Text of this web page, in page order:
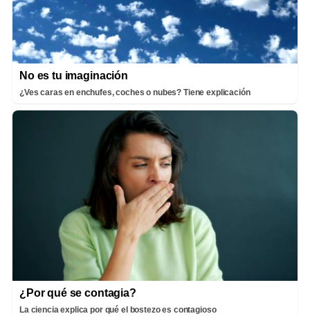
No es tu imaginación
¿Ves caras en enchufes, coches o nubes? Tiene explicación
¿Por qué se contagia?
La ciencia explica por qué el bostezo es contagioso